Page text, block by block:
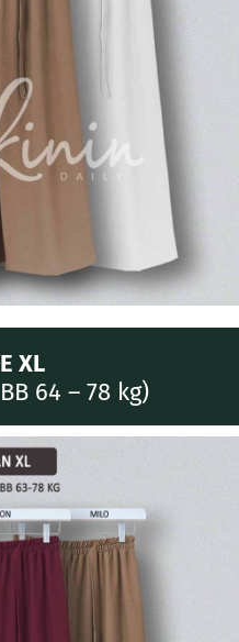
XL
64 – 78 kg)